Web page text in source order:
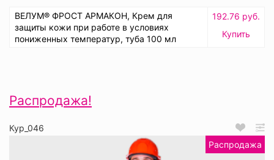
ВЕЛУМ® ФРОСТ АРМАКОН, Крем для
защиты кожи при работе в условиях
пониженных температур, туба 100 мл
192.76 руб.
Купить
Распродажа!
Кур_046
Распродажа